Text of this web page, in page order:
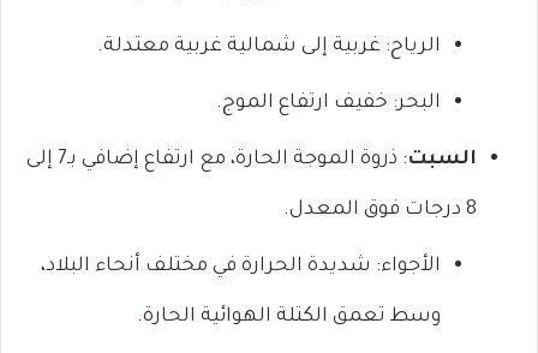
الرياح: غربية إلى شمالية غربية معتدلة.
البحر: خفيف ارتفاع الموج.
السبت : ذروة الموجة الحارة، مع ارتفاع إضافي بـ7 إلى
8 درجات فوق المعدل.
الأجواء: شديدة الحرارة في مختلف أنحاء البلاد،
وسط تعمق الكتلة الهوائية الحارة.